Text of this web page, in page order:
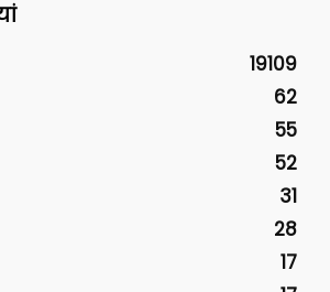
19109
62
55
52
31
28
17